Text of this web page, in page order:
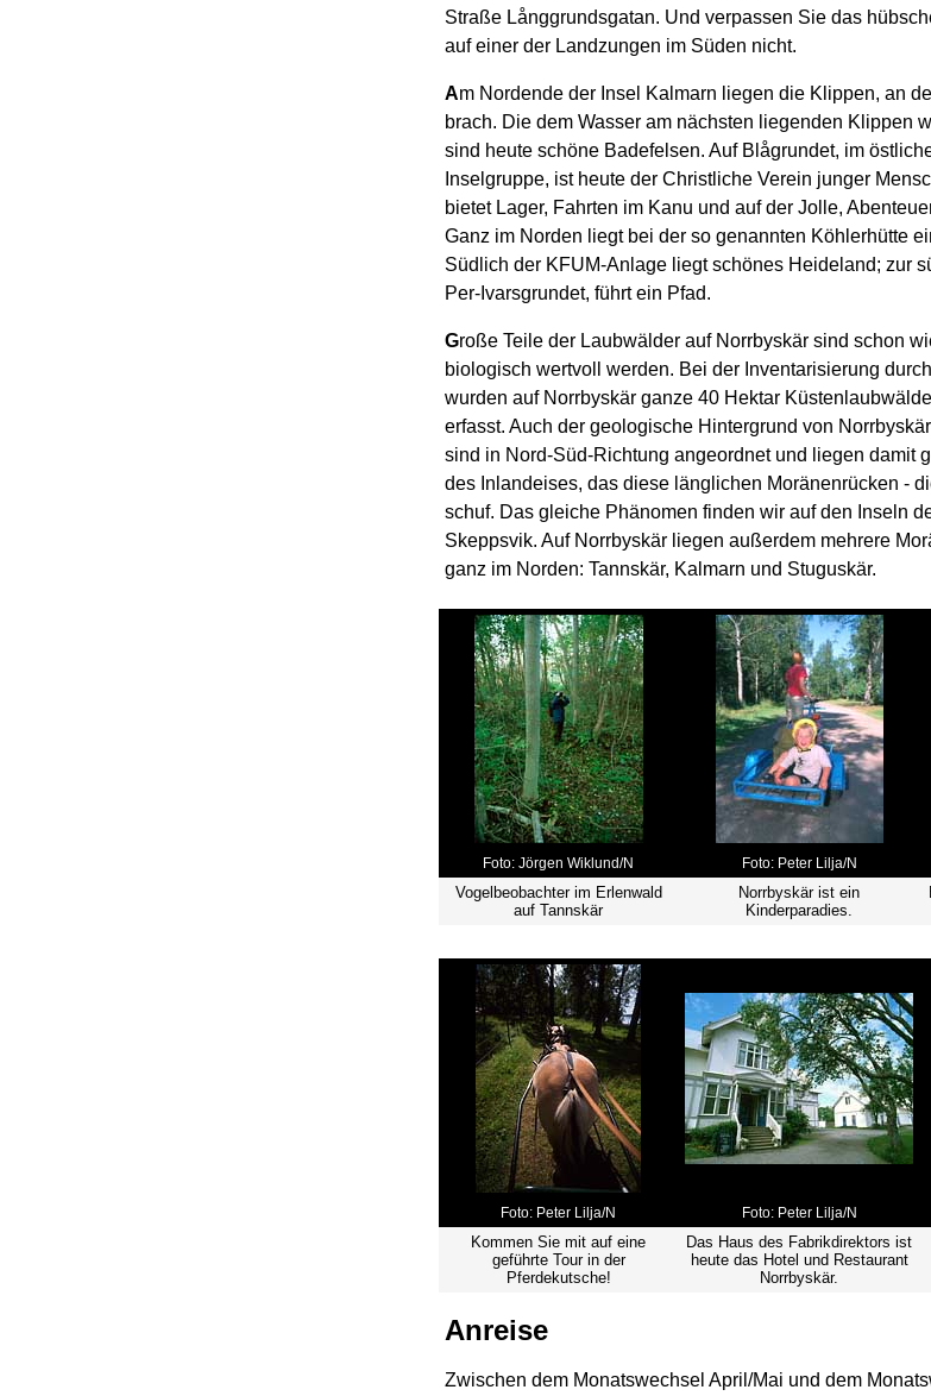
Straße Långgrundsgatan. Und verpassen Sie das
auf einer der Landzungen im Süden nicht.
Am Nordende der Insel Kalmarn liegen die Klippen, an
brach. Die dem Wasser am nächsten liegenden Klippen
sind heute schöne Badefelsen. Auf Blågrundet, im
Inselgruppe, ist heute der Christliche Verein junger
bietet Lager, Fahrten im Kanu und auf der Jolle,
Ganz im Norden liegt bei der so genannten Köhlerhütte
Südlich der KFUM-Anlage liegt schönes Heideland; zur
Per-Ivarsgrundet, führt ein Pfad.
Große Teile der Laubwälder auf Norrbyskär sind schon
biologisch wertvoll werden. Bei der Inventarisierung
wurden auf Norrbyskär ganze 40 Hektar
erfasst. Auch der geologische Hintergrund von
sind in Nord-Süd-Richtung angeordnet und liegen damit
des Inlandeises, das diese länglichen Moränenrücken -
schuf. Das gleiche Phänomen finden wir auf den Inseln
Skeppsvik. Auf Norrbyskär liegen außerdem mehrere
ganz im Norden: Tannskär, Kalmarn und Stuguskär.
Foto: Jörgen Wiklund/N Foto: Peter Lilja/N
Vogelbeobachter im Erlenwald
auf Tannskär
Norrbyskär ist ein
Kinderparadies.
Foto: Peter Lilja/N Foto: Peter Lilja/N
Kommen Sie mit auf eine
geführte Tour in der
Pferdekutsche!
Das Haus des Fabrikdirektors ist
heute das Hotel und Restaurant
Norrbyskär.
Anreise
Zwischen dem Monatswechsel April/Mai und dem